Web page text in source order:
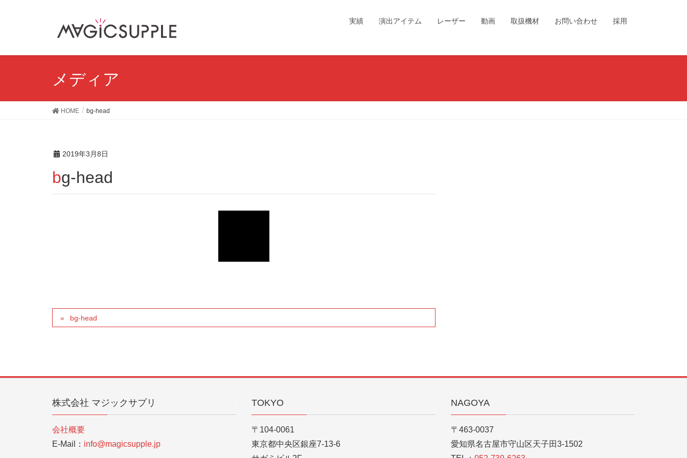
実績 演出アイテム レーザー 動画 取扱機材 お問い合わせ 採用
メディア
HOME bg-head
2019年3月8日
bg-head
bg-head
株式会社 マジックサプリ
会社概要
E-Mail： info@magicsupple.jp
TOKYO
〒104-0061
東京都中央区銀座7-13-6
NAGOYA
〒463-0037
愛知県名古屋市守山区天子田3-1502